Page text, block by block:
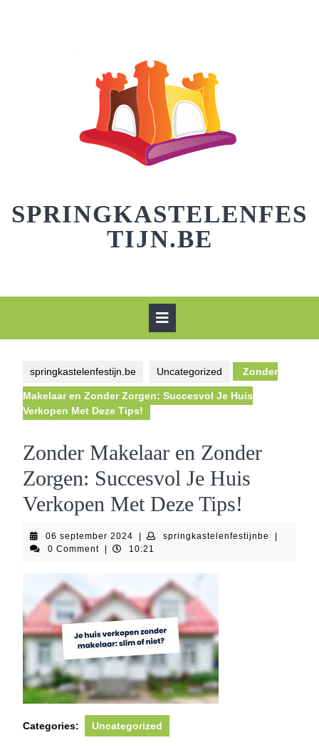
SPRINGKASTELENFES
TIJN.BE
springkastelenfestijn.be Uncategorized Zonder
Makelaar en Zonder Zorgen: Succesvol Je Huis
Verkopen Met Deze Tips!
Zonder Makelaar en Zonder
Zorgen: Succesvol Je Huis
Verkopen Met Deze Tips!
06 september 2024 06
september
springkastelenfestijnbe
0 Comment
10:21
Categories: Uncategorized